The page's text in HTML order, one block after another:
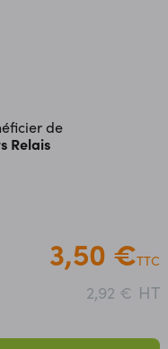
de
Relais
3,50 €TTC
2,92 € HT